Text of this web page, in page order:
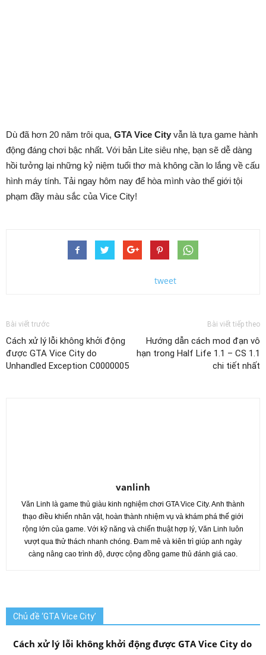
Dù đã hơn 20 năm trôi qua, GTA Vice City vẫn là tựa game hành
động đáng chơi bậc nhất. Với bản Lite siêu nhẹ, bạn sẽ dễ dàng
hồi tưởng lại những kỷ niệm tuổi thơ mà không cần lo lắng về cấu
hình máy tính. Tải ngay hôm nay để hòa mình vào thế giới tội
phạm đầy màu sắc của Vice City!
tweet
Bài viết trước
Cách xử lý lỗi không khởi động
được GTA Vice City do
Unhandled Exception C0000005
Bài viết tiếp theo
Hướng dẫn cách mod đạn vô
hạn trong Half Life 1.1 – CS 1.1
chi tiết nhất
vanlinh
Văn Linh là game thủ giàu kinh nghiệm chơi GTA Vice City. Anh thành
thạo điều khiển nhân vật, hoàn thành nhiệm vụ và khám phá thế giới
rộng lớn của game. Với kỹ năng và chiến thuật hợp lý, Văn Linh luôn
vượt qua thử thách nhanh chóng. Đam mê và kiên trì giúp anh ngày
càng nâng cao trình độ, được cộng đồng game thủ đánh giá cao.
Chủ đề ‘GTA Vice City’
Cách xử lý lỗi không khởi động được GTA Vice City do